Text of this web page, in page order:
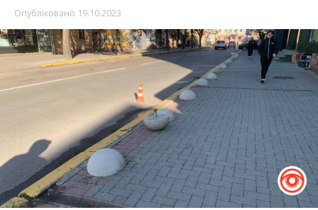
Опубліковано 19.10.2023